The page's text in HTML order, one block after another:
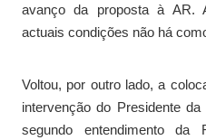
avanço da proposta à AR.
actuais condições não há
Voltou, por outro lado, a
intervenção do Presidente
segundo entendimento da